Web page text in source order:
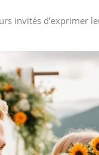
invités d’exprimer